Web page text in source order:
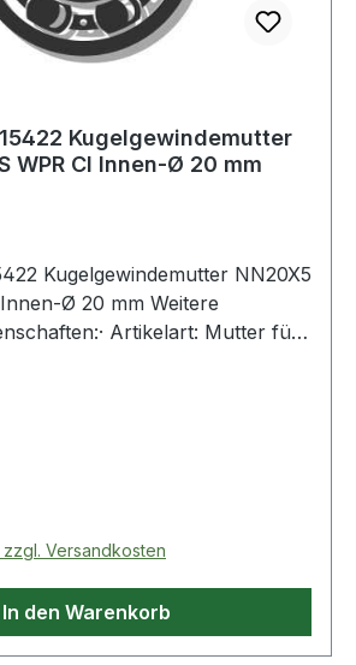
Kugelgewindemutter
WPR CI Innen-Ø 20 mm
Kugelgewindemutter NN20X5
Ø 20 mm Weitere
Artikelart: Mutter für
Versandkosten
In den Warenkorb